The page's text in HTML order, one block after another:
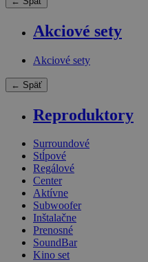
Akciové sety
Akciové sety
← Späť
Reproduktory
Surroundové
Stĺpové
Regálové
Center
Aktívne
Subwoofer
Inštalačne
Prenosné
SoundBar
Kino set